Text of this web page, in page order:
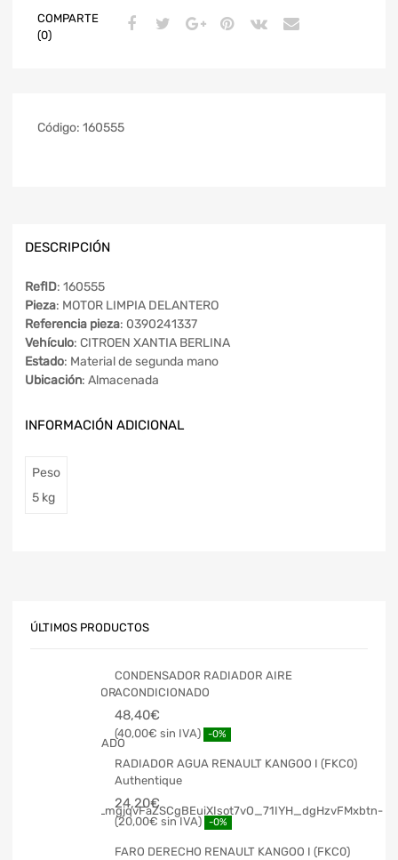
COMPARTE
(0)
Código: 160555
DESCRIPCIÓN
RefID: 160555
Pieza: MOTOR LIMPIA DELANTERO
Referencia pieza: 0390241337
Vehículo: CITROEN XANTIA BERLINA
Estado: Material de segunda mano
Ubicación: Almacenada
INFORMACIÓN ADICIONAL
Peso
5 kg
ÚLTIMOS PRODUCTOS
CONDENSADOR RADIADOR AIRE
ACONDICIONADO
48,40€
40,00€ -0%
RADIADOR AGUA RENAULT KANGOO I (FKC0)
Authentique
24,20€
20,00€ -0%
FARO DERECHO RENAULT KANGOO I (FKC0)